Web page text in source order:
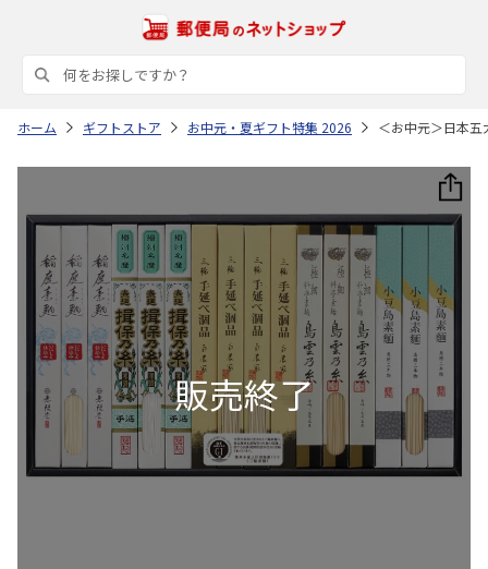
ホーム ギフトストア お中元・夏ギフト特集 2026 ＜お中元＞日本